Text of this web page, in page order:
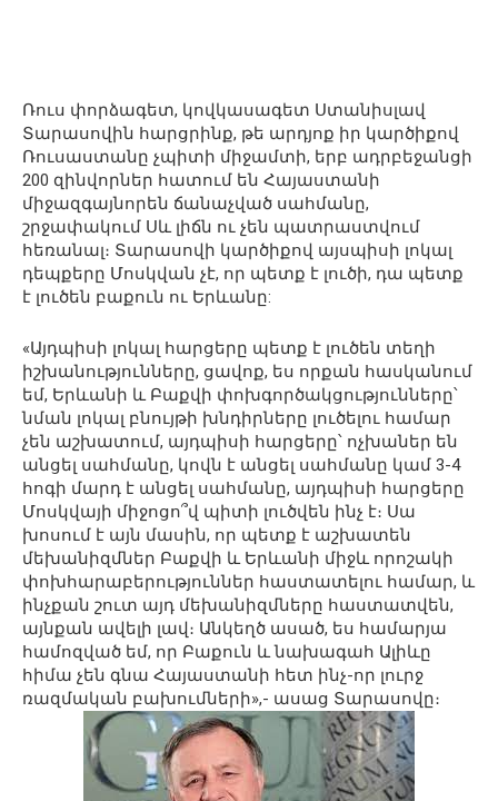
Ռուս փորձագետ, կովկասագետ Ստանիսլավ
Տարասովին հարցրինք, թե արդյոք իր կարծիքով
Ռուսաստանը չպիտի միջամտի, երբ ադրբեջանցի
200 զինվորներ հատում են Հայաստանի
միջազգայնորեն ճանաչված սահմանը,
շրջափակում Սև լիճն ու չեն պատրաստվում
հեռանալ։ Տարասովի կարծիքով այսպիսի լոկալ
դեպքերը Մոսկվան չէ, որ պետք է լուծի, դա պետք
է լուծեն բաքուն ու Երևանը:
«Այդպիսի լոկալ հարցերը պետք է լուծեն տեղի
իշխանությունները, ցավոք, ես որքան հասկանում
եմ, Երևանի և Բաքվի փոխգործակցությունները՝
նման լոկալ բնույթի խնդիրները լուծելու համար
չեն աշխատում, այդպիսի հարցերը՝ ոչխաներ են
անցել սահմանը, կովն է անցել սահմանը կամ 3-4
հոգի մարդ է անցել սահմանը, այդպիսի հարցերը
Մոսկվայի միջոցո՞վ պիտի լուծվեն ինչ է։ Սա
խոսում է այն մասին, որ պետք է աշխատեն
մեխանիզմներ Բաքվի և Երևանի միջև որոշակի
փոխհարաբերություններ հաստատելու համար, և
ինչքան շուտ այդ մեխանիզմները հաստատվեն,
այնքան ավելի լավ։ Անկեղծ ասած, ես համարյա
համոզված եմ, որ Բաքուն և նախագահ Ալիևը
հիմա չեն գնա Հայաստանի հետ ինչ-որ լուրջ
ռազմական բախումների»,- ասաց Տարասովը։